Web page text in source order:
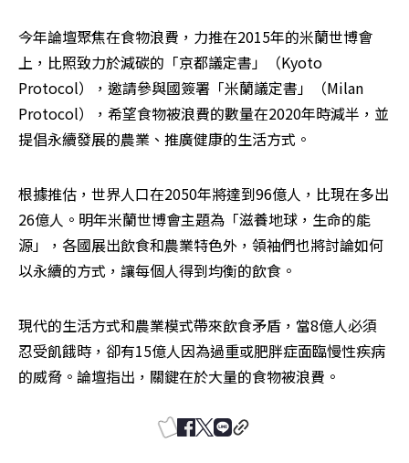
今年論壇聚焦在食物浪費，力推在2015年的米蘭世博會
上，比照致力於減碳的「京都議定書」（Kyoto
Protocol），邀請參與國簽署「米蘭議定書」（Milan
Protocol），希望食物被浪費的數量在2020年時減半，並
提倡永續發展的農業、推廣健康的生活方式。
根據推估，世界人口在2050年將達到96億人，比現在多出
26億人。明年米蘭世博會主題為「滋養地球，生命的能
源」，各國展出飲食和農業特色外，領袖們也將討論如何
以永續的方式，讓每個人得到均衡的飲食。
現代的生活方式和農業模式帶來飲食矛盾，當8億人必須
忍受飢餓時，卻有15億人因為過重或肥胖症面臨慢性疾病
的威脅。論壇指出，關鍵在於大量的食物被浪費。